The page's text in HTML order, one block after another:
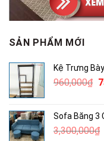
SẢN PHẨM MỚI
Kệ Trưng
960,000₫
Sofa Băng 3
3,300,000₫